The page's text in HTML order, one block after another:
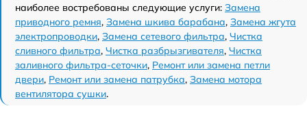
наиболее востребованы следующие услуги: Замена
приводного ремня, Замена шкива барабана, Замена жгута
электропроводки, Замена сетевого фильтра, Чистка
сливного фильтра, Чистка разбрызгивателя, Чистка
заливного фильтра-сеточки, Ремонт или замена петли
двери, Ремонт или замена патрубка, Замена мотора
вентилятора сушки.